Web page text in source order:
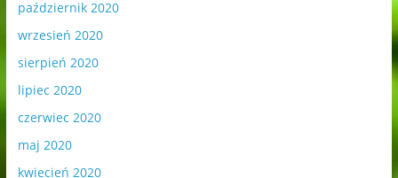
październik 2020
wrzesień 2020
sierpień 2020
lipiec 2020
czerwiec 2020
maj 2020
kwiecień 2020